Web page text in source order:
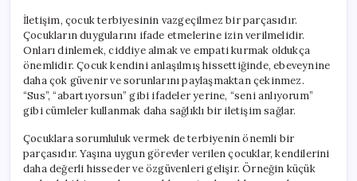
İletişim, çocuk terbiyesinin vazgeçilmez bir parçasıdır.
Çocukların duygularını ifade etmelerine izin verilmelidir.
Onları dinlemek, ciddiye almak ve empati kurmak oldukça
önemlidir. Çocuk kendini anlaşılmış hissettiğinde, ebeveynine
daha çok güvenir ve sorunlarını paylaşmaktan çekinmez.
“Sus”, “abartıyorsun” gibi ifadeler yerine, “seni anlıyorum”
gibi cümleler kullanmak daha sağlıklı bir iletişim sağlar.
Çocuklara sorumluluk vermek de terbiyenin önemli bir
parçasıdır. Yaşına uygun görevler verilen çocuklar, kendilerini
daha değerli hisseder ve özgüvenleri gelişir. Örneğin küçük